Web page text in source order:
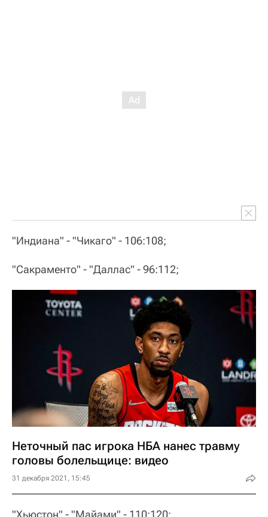
"Индиана" - "Чикаго" - 106:108;
"Сакраменто" - "Даллас" - 96:112;
Неточный пас игрока НБА нанес травму
головы болельщице: видео
31 декабря 2021, 15:45
"Хьюстон" - "Майами" - 110:120;